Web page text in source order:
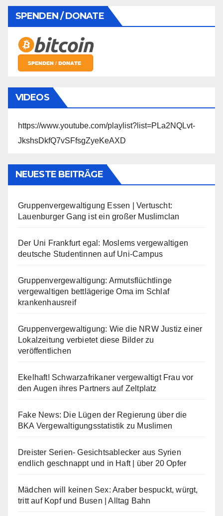
SPENDEN / DONATE
VIDEOS
https://www.youtube.com/playlist?list=PLa2NQLvt-
JkshsDkfQ7vSFfsgZyeKeAXD
NEUESTE BEITRÄGE
Gruppenvergewaltigung Essen | Vertuscht:
Lauenburger Gang ist ein großer Muslimclan
Der Uni Frankfurt egal: Moslems vergewaltigen
deutsche Studentinnen auf Uni-Campus
Gruppenvergewaltigung: Armutsflüchtlinge
vergewaltigen bettlägerige Oma im Schlaf
krankenhausreif
Gruppenvergewaltigung: Wie die NRW Justiz einer
Lokalzeitung verbietet diese Bilder zu
veröffentlichen
Ekelhaft! Schwarzafrikaner vergewaltigt Frau vor
den Augen ihres Partners auf Zeltplatz
Fake News: Die Lügen der Regierung über die
BKA Vergewaltigungsstatistik zu Muslimen
Dreister Serien- Gesichtsablecker aus Syrien
endlich geschnappt und in Haft | über 20 Opfer
Mädchen will keinen Sex: Araber bespuckt, würgt,
tritt auf Kopf und Busen | Alltag Bahn